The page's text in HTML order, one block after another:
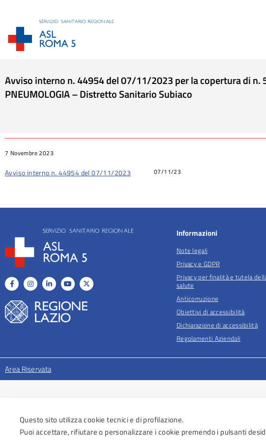
Avviso interno n. 44954 del 07/11/2023 per la copertura di
PNEUMOLOGIA – Distretto Sanitario Subiaco
7 Novembre 2023
Avviso interno n. 44954 del 07/11/2023 07/11/23
Informazioni
Note legali
Privacy e GDPR
Privacy per finalità e tutela
salute
Anticorruzione
Obiettivi di accessibilità
Dichiarazione di accessibilità
Regolamenti Aziendali
Area Riservata
Questo sito utilizza cookie tecnici e di profilazione.
Puoi accettare, rifiutare o personalizzare i cookie premendo i pulsanti